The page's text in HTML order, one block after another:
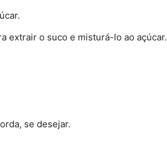
extrair o suco e misturá-lo ao açúcar.
se desejar.